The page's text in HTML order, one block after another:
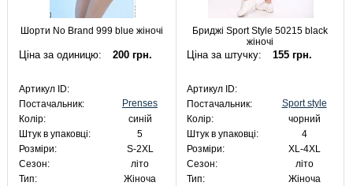
Шорти No Brand 999 blue жіночі
Ціна за одиницю: 200 грн.
Артикул ID:
Постачальник:
Prenses
Колір:
синій
Штук в упаковці:
5
Розміри:
S-2XL
Сезон:
літо
Тип:
Жіноча
Бриджі Sport Style 50215 black
жіночі
Ціна за штучку: 155 грн.
Артикул ID:
Постачальник:
Sport style
Колір:
чорний
Штук в упаковці:
4
Розміри:
XL-4XL
Сезон:
літо
Тип:
Жіноча